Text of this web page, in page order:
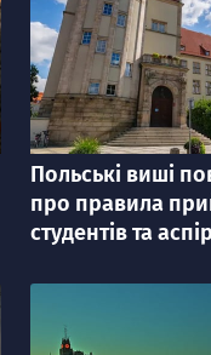
категорія
Польські виші
про правила
студентів та